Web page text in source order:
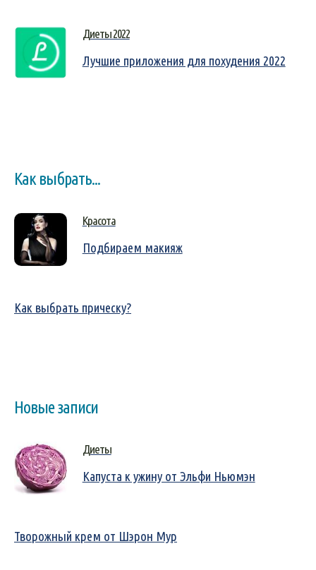
Диеты 2022
Лучшие приложения для похудения 2022
Как выбрать...
Красота
Подбираем макияж
Как выбрать прическу?
Новые записи
Диеты
Капуста к ужину от Эльфи Ньюмэн
Творожный крем от Шэрон Мур